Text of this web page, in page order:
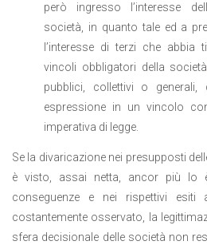
però ingresso l’interesse
società, in quanto tale ed a
l’interesse di terzi che
vincoli obbligatori della società
pubblici, collettivi o
espressione in un vincolo
imperativa di legge.
Se la divaricazione nei presupposti
è visto, assai netta, ancor più lo
conseguenze e nei rispettivi esiti
costantemente osservato, la
sfera decisionale delle società non